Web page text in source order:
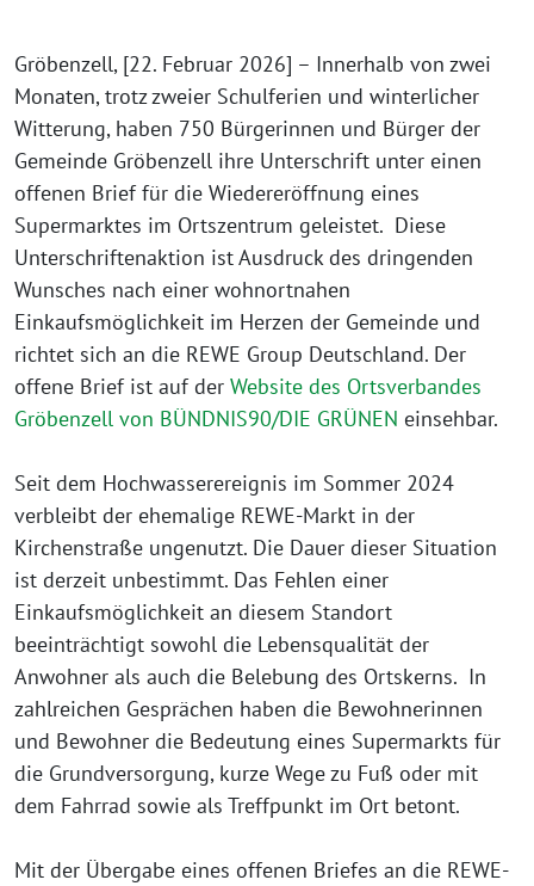
Gröbenzell, [22. Februar 2026] – Innerhalb von zwei
Monaten, trotz zweier Schulferien und winterlicher
Witterung, haben 750 Bürgerinnen und Bürger der
Gemeinde Gröbenzell ihre Unterschrift unter einen
offenen Brief für die Wiedereröffnung eines
Supermarktes im Ortszentrum geleistet. Diese
Unterschriftenaktion ist Ausdruck des dringenden
Wunsches nach einer wohnortnahen
Einkaufsmöglichkeit im Herzen der Gemeinde und
richtet sich an die REWE Group Deutschland. Der
offene Brief ist auf der Website des Ortsverbandes
Gröbenzell von BÜNDNIS90/DIE GRÜNEN einsehbar.
Seit dem Hochwasserereignis im Sommer 2024
verbleibt der ehemalige REWE-Markt in der
Kirchenstraße ungenutzt. Die Dauer dieser Situation
ist derzeit unbestimmt. Das Fehlen einer
Einkaufsmöglichkeit an diesem Standort
beeinträchtigt sowohl die Lebensqualität der
Anwohner als auch die Belebung des Ortskerns. In
zahlreichen Gesprächen haben die Bewohnerinnen
und Bewohner die Bedeutung eines Supermarkts für
die Grundversorgung, kurze Wege zu Fuß oder mit
dem Fahrrad sowie als Treffpunkt im Ort betont.
Mit der Übergabe eines offenen Briefes an die REWE-